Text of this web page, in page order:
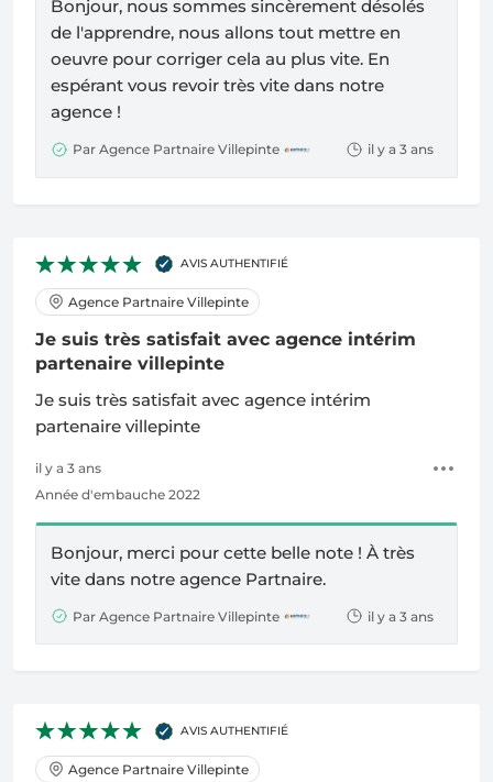
Bonjour, nous sommes sincèrement désolés
de l'apprendre, nous allons tout mettre en
oeuvre pour corriger cela au plus vite. En
espérant vous revoir très vite dans notre
agence !
Par Agence Partnaire Villepinte il y a 3 ans
AVIS AUTHENTIFIÉ
Agence Partnaire Villepinte
Je suis très satisfait avec agence intérim
partenaire villepinte
Je suis très satisfait avec agence intérim
partenaire villepinte
il y a 3 ans
Année d'embauche 2022
Bonjour, merci pour cette belle note ! À très
vite dans notre agence Partnaire.
Par Agence Partnaire Villepinte il y a 3 ans
AVIS AUTHENTIFIÉ
Agence Partnaire Villepinte